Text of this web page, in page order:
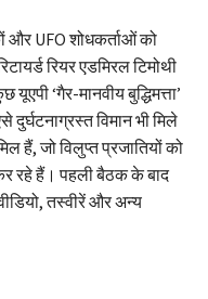
और UFO शोधकर्ताओं को
रियर एडमिरल टिमोथी
‘गैर-मानवीय बुद्धिमत्ता’
विमान भी मिले
हैं, जो विलुप्त प्रजातियों को
रहे हैं। पहली बैठक के बाद
तस्वीरें और अन्य